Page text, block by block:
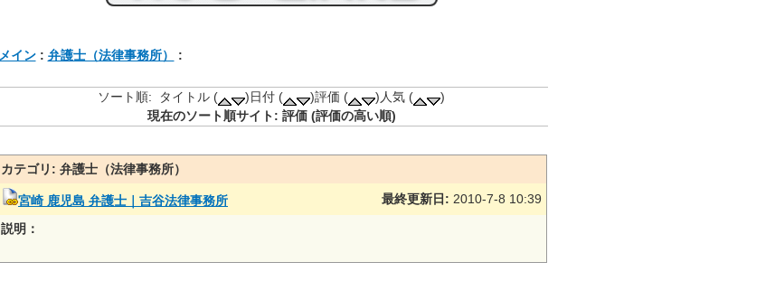
メイン: 弁護士（法律事務所） :
ソート順: タイトル ( )日付 ( )評価 ( )人気 (
)
現在のソート順サイト: 評価 (評価の高い順)
カテゴリ: 弁護士（法律事務所）
宮崎 鹿児島 弁護士｜吉谷法律事務所 最終更新日: 2010-7-8 10:39
説明：